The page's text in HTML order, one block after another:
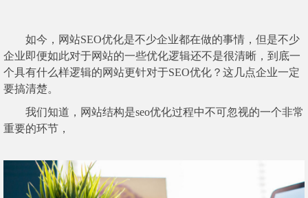
如今，网站SEO优化是不少企业都在做的事情，但是不少
企业即便如此对于网站的一些优化逻辑还不是很清晰，到底一
个具有什么样逻辑的网站更针对于SEO优化？这几点企业一定
要搞清楚。
我们知道，网站结构是seo优化过程中不可忽视的一个非常
重要的环节，